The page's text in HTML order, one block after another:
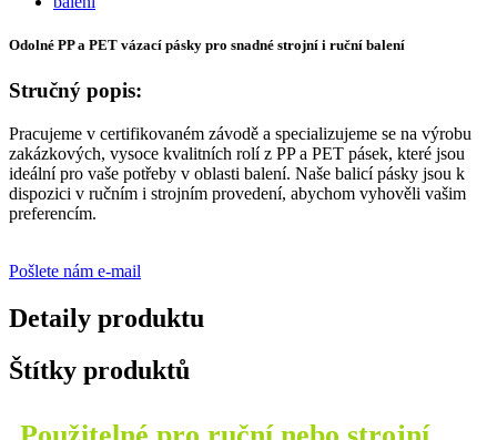
Odolné PP a PET vázací pásky pro snadné strojní i ruční balení
Stručný popis:
Pracujeme v certifikovaném závodě a specializujeme se na výrobu
zakázkových, vysoce kvalitních rolí z PP a PET pásek, které jsou
ideální pro vaše potřeby v oblasti balení. Naše balicí pásky jsou k
dispozici v ručním i strojním provedení, abychom vyhověli vašim
preferencím.
Pošlete nám e-mail
Detaily produktu
Štítky produktů